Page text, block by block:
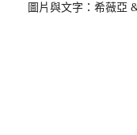
圖片與文字：希薇亞